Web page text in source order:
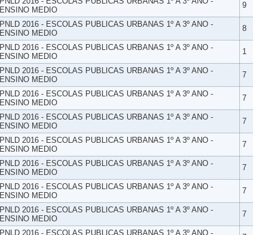
ENSINO MEDIO
9
PNLD 2016 - ESCOLAS PUBLICAS URBANAS 1º A 3º ANO -
ENSINO MEDIO
8
PNLD 2016 - ESCOLAS PUBLICAS URBANAS 1º A 3º ANO -
ENSINO MEDIO
1
PNLD 2016 - ESCOLAS PUBLICAS URBANAS 1º A 3º ANO -
ENSINO MEDIO
7
PNLD 2016 - ESCOLAS PUBLICAS URBANAS 1º A 3º ANO -
ENSINO MEDIO
7
PNLD 2016 - ESCOLAS PUBLICAS URBANAS 1º A 3º ANO -
ENSINO MEDIO
7
PNLD 2016 - ESCOLAS PUBLICAS URBANAS 1º A 3º ANO -
ENSINO MEDIO
7
PNLD 2016 - ESCOLAS PUBLICAS URBANAS 1º A 3º ANO -
ENSINO MEDIO
7
PNLD 2016 - ESCOLAS PUBLICAS URBANAS 1º A 3º ANO -
ENSINO MEDIO
7
PNLD 2016 - ESCOLAS PUBLICAS URBANAS 1º A 3º ANO -
ENSINO MEDIO
7
PNLD 2016 - ESCOLAS PUBLICAS URBANAS 1º A 3º ANO -